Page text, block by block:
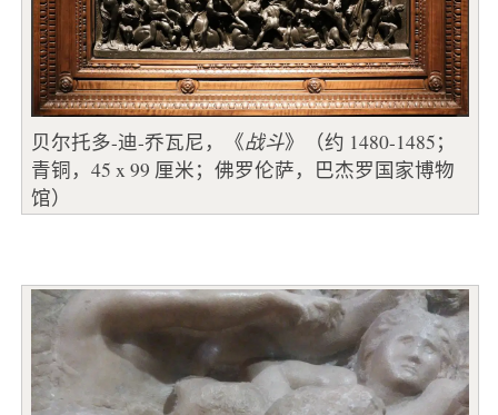
贝尔托多-迪-乔瓦尼，《战斗》（约 1480-1485；
青铜，45 x 99 厘米；佛罗伦萨，巴杰罗国家博物
馆）